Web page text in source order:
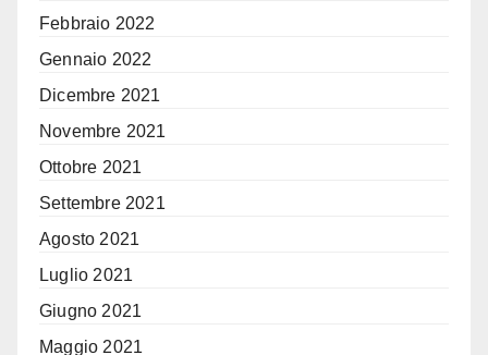
Febbraio 2022
Gennaio 2022
Dicembre 2021
Novembre 2021
Ottobre 2021
Settembre 2021
Agosto 2021
Luglio 2021
Giugno 2021
Maggio 2021